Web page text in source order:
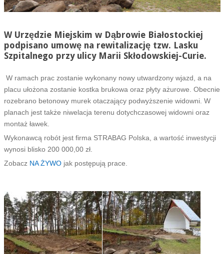
W Urzędzie Miejskim w Dąbrowie Białostockiej
podpisano umowę na rewitalizację tzw. Lasku
Szpitalnego przy ulicy Marii Skłodowskiej-Curie.
W ramach prac zostanie wykonany nowy utwardzony wjazd, a na
placu ułożona zostanie kostka brukowa oraz płyty ażurowe. Obecnie
rozebrano betonowy murek otaczający podwyższenie widowni. W
planach jest także niwelacja terenu dotychczasowej widowni oraz
montaż ławek.
Wykonawcą robót jest firma STRABAG Polska, a wartość inwestycji
wynosi blisko 200 000,00 zł.
Zobacz NA ŻYWO jak postępują prace.